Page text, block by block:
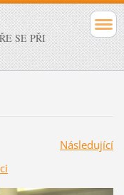
SE PŘI
Následující